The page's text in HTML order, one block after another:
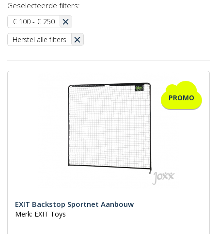
Geselecteerde filters:
€ 100 - € 250
Herstel alle filters
PROMO
EXIT Backstop Sportnet Aanbouw
Merk: EXIT Toys